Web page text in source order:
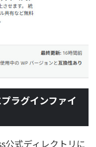
ラグインファイ
公式ディレクトリに